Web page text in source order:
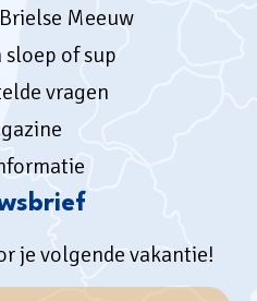
Meeuw
of sup
vragen
je volgende vakantie!